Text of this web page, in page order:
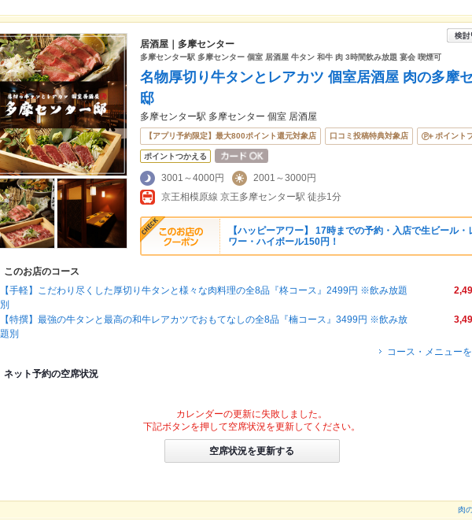
居酒屋｜多摩センター
多摩センター駅 多摩センター 個室 居酒屋 牛タン 和牛 肉 3時間飲み放題 宴会 喫煙可
名物厚切り牛タンとレアカツ 個室居酒屋 肉の多摩
邸
多摩センター駅 多摩センター 個室 居酒屋
【アプリ予約限定】最大800ポイント還元対象店 口コミ投稿特典対象店 ポイント
ポイントつかえる
3001～4000円
2001～3000円
京王相模原線 京王多摩センター駅 徒歩1分
【ハッピーアワー】 17時までの予約・入店で生ビール・
ワー・ハイボール150円！
このお店のコース
【手軽】こだわり尽くした厚切り牛タンと様々な肉料理の全8品『柊コース』2499円 ※飲み放題
別
【特撰】最強の牛タンと最高の和牛レアカツでおもてなしの全8品『楠コース』3499円 ※飲み放
題別
コース・メニュー
ネット予約の空席状況
カレンダーの更新に失敗しました。
下記ボタンを押して空席状況を更新してください。
空席状況を更新する
肉